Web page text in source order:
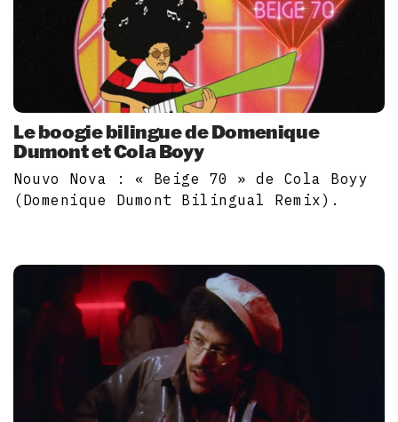
Le boogie bilingue de Domenique
Dumont et Cola Boyy
Nouvo Nova : « Beige 70 » de Cola Boyy
(Domenique Dumont Bilingual Remix).